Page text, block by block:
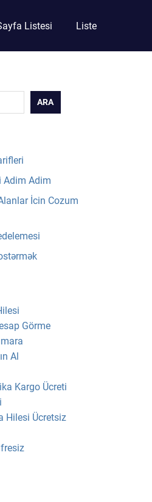
Listesi Liste
ARA
Adim Adim
İcin Cozum
Görme
Al
Kargo Ücreti
Hilesi Ücretsiz